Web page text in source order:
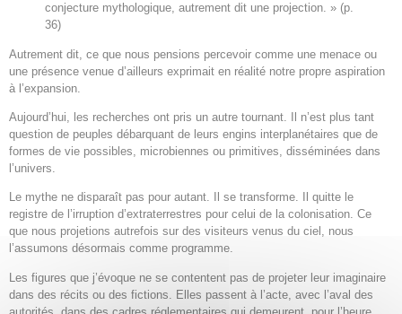
conjecture mythologique, autrement dit une projection. » (p.
36)
Autrement dit, ce que nous pensions percevoir comme une menace ou
une présence venue d’ailleurs exprimait en réalité notre propre aspiration
à l’expansion.
Aujourd’hui, les recherches ont pris un autre tournant. Il n’est plus tant
question de peuples débarquant de leurs engins interplanétaires que de
formes de vie possibles, microbiennes ou primitives, disséminées dans
l’univers.
Le mythe ne disparaît pas pour autant. Il se transforme. Il quitte le
registre de l’irruption d’extraterrestres pour celui de la colonisation. Ce
que nous projetions autrefois sur des visiteurs venus du ciel, nous
l’assumons désormais comme programme.
Les figures que j’évoque ne se contentent pas de projeter leur imaginaire
dans des récits ou des fictions. Elles passent à l’acte, avec l’aval des